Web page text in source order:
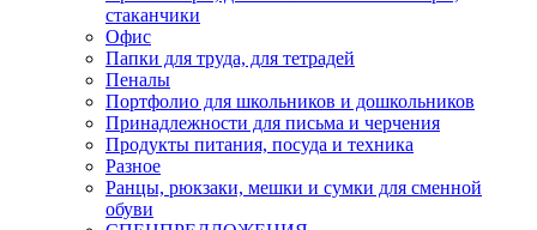
стаканчики
Офис
Папки для труда, для тетрадей
Пеналы
Портфолио для школьников и дошкольников
Принадлежности для письма и черчения
Продукты питания, посуда и техника
Разное
Ранцы, рюкзаки, мешки и сумки для сменной
обуви